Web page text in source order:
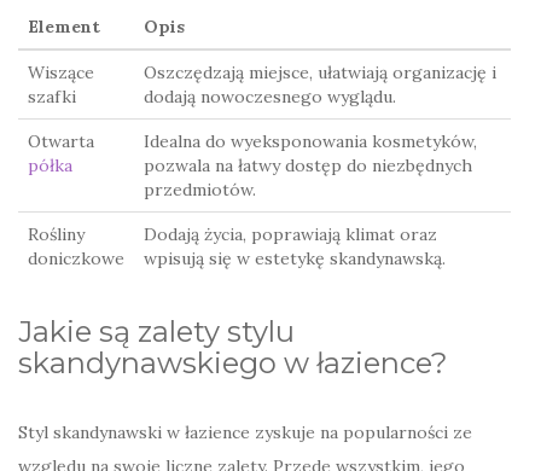
Element Opis
Wiszące
szafki
Oszczędzają miejsce, ułatwiają organizację i
dodają nowoczesnego wyglądu.
Otwarta
półka
Idealna do wyeksponowania kosmetyków,
pozwala na łatwy dostęp do niezbędnych
przedmiotów.
Rośliny
doniczkowe
Dodają życia, poprawiają klimat oraz
wpisują się w estetykę skandynawską.
Jakie są zalety stylu
skandynawskiego w łazience?
Styl skandynawski w łazience zyskuje na popularności ze
względu na swoje liczne zalety. Przede wszystkim, jego